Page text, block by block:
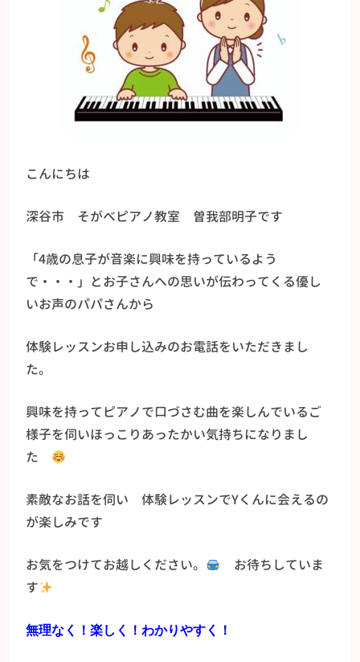
こんにちは
深谷市 そがべピアノ教室 曽我部明子です
「4歳の息子が音楽に興味を持っているよう
で・・・」とお子さんへの思いが伝わってくる優し
いお声のパパさんから
体験レッスンお申し込みのお電話をいただきまし
た。
興味を持ってピアノで口づさむ曲を楽しんでいるご
様子を伺いほっこりあったかい気持ちになりまし
た
素敵なお話を伺い 体験レッスンでYくんに会えるの
が楽しみです
お気をつけてお越しください。
お待ちしていま
す
無理なく！楽しく！わかりやすく！